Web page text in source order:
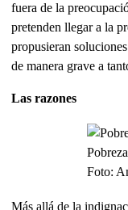
fuera de la
pretenden llegar a la
propusieran
de manera grave a
Las razones
Foto:
Más allá de la